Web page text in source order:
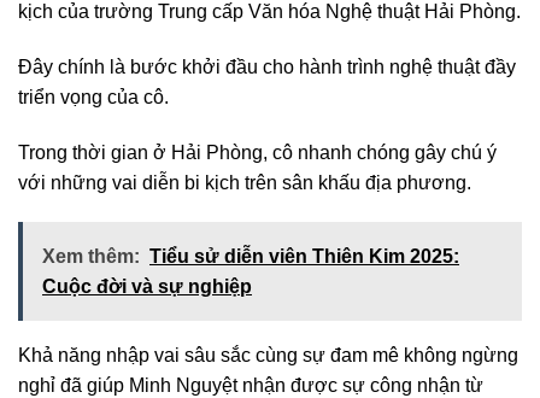
kịch của trường Trung cấp Văn hóa Nghệ thuật Hải Phòng.
Đây chính là bước khởi đầu cho hành trình nghệ thuật đầy
triển vọng của cô.
Trong thời gian ở Hải Phòng, cô nhanh chóng gây chú ý
với những vai diễn bi kịch trên sân khấu địa phương.
Xem thêm: Tiểu sử diễn viên Thiên Kim 2025:
Cuộc đời và sự nghiệp
Khả năng nhập vai sâu sắc cùng sự đam mê không ngừng
nghỉ đã giúp Minh Nguyệt nhận được sự công nhận từ